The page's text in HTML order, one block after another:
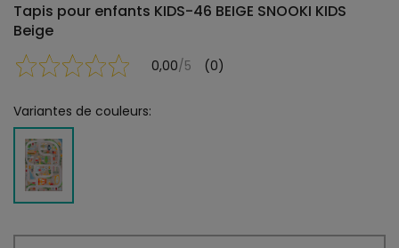
Tapis pour enfants KIDS-46 BEIGE SNOOKI KIDS
Beige
0,00/5 (0)
Variantes de couleurs: